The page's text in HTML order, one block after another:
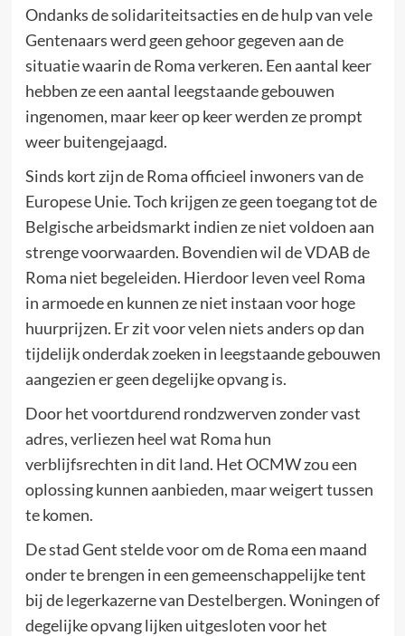
Ondanks de solidariteitsacties en de hulp van vele
Gentenaars werd geen gehoor gegeven aan de
situatie waarin de Roma verkeren. Een aantal keer
hebben ze een aantal leegstaande gebouwen
ingenomen, maar keer op keer werden ze prompt
weer buitengejaagd.
Sinds kort zijn de Roma officieel inwoners van de
Europese Unie. Toch krijgen ze geen toegang tot de
Belgische arbeidsmarkt indien ze niet voldoen aan
strenge voorwaarden. Bovendien wil de VDAB de
Roma niet begeleiden. Hierdoor leven veel Roma
in armoede en kunnen ze niet instaan voor hoge
huurprijzen. Er zit voor velen niets anders op dan
tijdelijk onderdak zoeken in leegstaande gebouwen
aangezien er geen degelijke opvang is.
Door het voortdurend rondzwerven zonder vast
adres, verliezen heel wat Roma hun
verblijfsrechten in dit land. Het OCMW zou een
oplossing kunnen aanbieden, maar weigert tussen
te komen.
De stad Gent stelde voor om de Roma een maand
onder te brengen in een gemeenschappelijke tent
bij de legerkazerne van Destelbergen. Woningen of
degelijke opvang lijken uitgesloten voor het